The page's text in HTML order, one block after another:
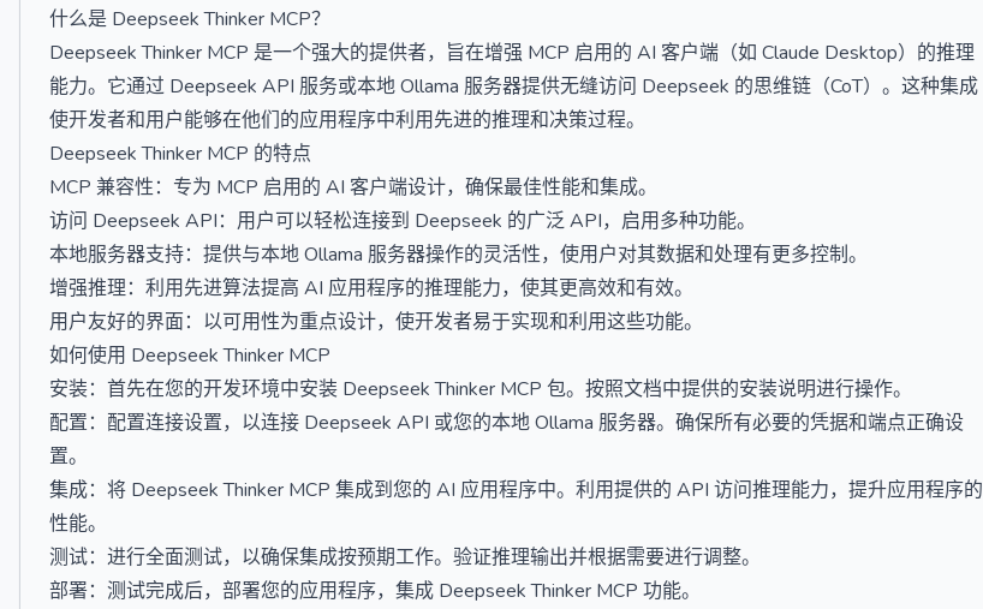
什么是 Deepseek Thinker MCP？
Deepseek Thinker MCP 是一个强大的提供者，旨在增强 MCP 启用的 AI 客户端（如 Claude Desktop）的推理
能力。它通过 Deepseek API 服务或本地 Ollama 服务器提供无缝访问 Deepseek 的思维链（CoT）。这种集成
使开发者和用户能够在他们的应用程序中利用先进的推理和决策过程。
Deepseek Thinker MCP 的特点
MCP 兼容性：专为 MCP 启用的 AI 客户端设计，确保最佳性能和集成。
访问 Deepseek API：用户可以轻松连接到 Deepseek 的广泛 API，启用多种功能。
本地服务器支持：提供与本地 Ollama 服务器操作的灵活性，使用户对其数据和处理有更多控制。
增强推理：利用先进算法提高 AI 应用程序的推理能力，使其更高效和有效。
用户友好的界面：以可用性为重点设计，使开发者易于实现和利用这些功能。
如何使用 Deepseek Thinker MCP
安装：首先在您的开发环境中安装 Deepseek Thinker MCP 包。按照文档中提供的安装说明进行操作。
配置：配置连接设置，以连接 Deepseek API 或您的本地 Ollama 服务器。确保所有必要的凭据和端点正确设
置。
集成：将 Deepseek Thinker MCP 集成到您的 AI 应用程序中。利用提供的 API 访问推理能力，提升应用程序的
性能。
测试：进行全面测试，以确保集成按预期工作。验证推理输出并根据需要进行调整。
部署：测试完成后，部署您的应用程序，集成 Deepseek Thinker MCP 功能。